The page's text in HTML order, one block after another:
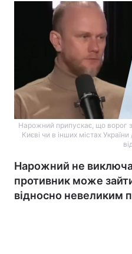
Нарожний припускає, що ворог
Києві чи в інших містах
Нарожний не
противник може
відносно невеликим